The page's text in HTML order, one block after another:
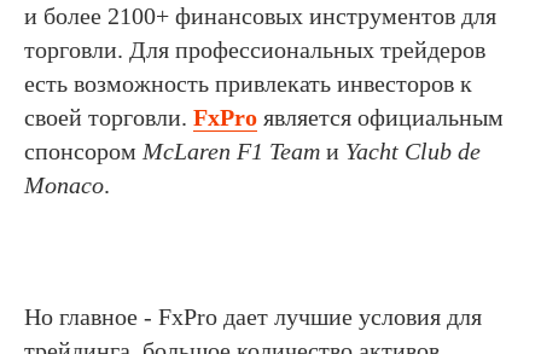
и более 2100+ финансовых инструментов для
торговли. Для профессиональных трейдеров
есть возможность привлекать инвесторов к
своей торговли. FxPro является официальным
спонсором McLaren F1 Team и Yacht Club de
Monaco.
Но главное - FxPro дает лучшие условия для